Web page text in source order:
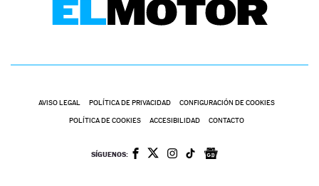
AVISO LEGAL POLÍTICA DE PRIVACIDAD CONFIGURACIÓN DE COOKIES
POLÍTICA DE COOKIES ACCESIBILIDAD CONTACTO
SÍGUENOS: